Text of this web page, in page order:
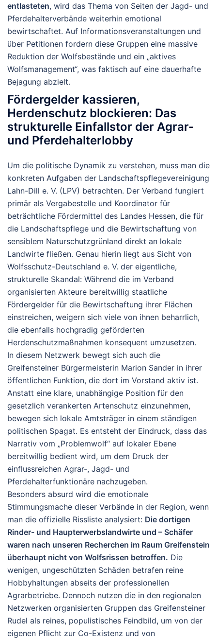
entlasteten, wird das Thema von Seiten der Jagd- und
Pferdehalterverbände weiterhin emotional
bewirtschaftet. Auf Informationsveranstaltungen und
über Petitionen fordern diese Gruppen eine massive
Reduktion der Wolfsbestände und ein „aktives
Wolfsmanagement“, was faktisch auf eine dauerhafte
Bejagung abzielt.
Fördergelder kassieren,
Herdenschutz blockieren: Das
strukturelle Einfallstor der Agrar-
und Pferdehalterlobby
Um die politische Dynamik zu verstehen, muss man die
konkreten Aufgaben der Landschaftspflegevereinigung
Lahn-Dill e. V. (LPV) betrachten. Der Verband fungiert
primär als Vergabestelle und Koordinator für
beträchtliche Fördermittel des Landes Hessen, die für
die Landschaftspflege und die Bewirtschaftung von
sensiblem Naturschutzgrünland direkt an lokale
Landwirte fließen. Genau hierin liegt aus Sicht von
Wolfsschutz-Deutschland e. V. der eigentliche,
strukturelle Skandal: Während die im Verband
organisierten Akteure bereitwillig staatliche
Fördergelder für die Bewirtschaftung ihrer Flächen
einstreichen, weigern sich viele von ihnen beharrlich,
die ebenfalls hochgradig geförderten
Herdenschutzmaßnahmen konsequent umzusetzen.
In diesem Netzwerk bewegt sich auch die
Greifensteiner Bürgermeisterin Marion Sander in ihrer
öffentlichen Funktion, die dort im Vorstand aktiv ist.
Anstatt eine klare, unabhängige Position für den
gesetzlich verankerten Artenschutz einzunehmen,
bewegen sich lokale Amtsträger in einem ständigen
politischen Spagat. Es entsteht der Eindruck, dass das
Narrativ vom „Problemwolf“ auf lokaler Ebene
bereitwillig bedient wird, um dem Druck der
einflussreichen Agrar-, Jagd- und
Pferdehalterfunktionäre nachzugeben.
Besonders absurd wird die emotionale
Stimmungsmache dieser Verbände in der Region, wenn
man die offizielle Rissliste analysiert: Die dortigen
Rinder- und Haupterwerbslandwirte und – Schäfer
waren nach unseren Recherchen im Raum Greifenstein
überhaupt nicht von Wolfsrissen betroffen. Die
wenigen, ungeschützten Schäden betrafen reine
Hobbyhaltungen abseits der professionellen
Agrarbetriebe. Dennoch nutzen die in den regionalen
Netzwerken organisierten Gruppen das Greifensteiner
Rudel als reines, populistisches Feindbild, um von der
eigenen Pflicht zur Co-Existenz und von